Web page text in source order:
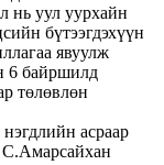
нь уул уурхайн
бүтээгдэхүүн
явуулж
6 байршилд
төлөвлөн
асраар